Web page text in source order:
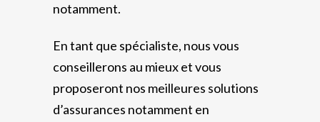
notamment.
En tant que spécialiste, nous vous
conseillerons au mieux et vous
proposeront nos meilleures solutions
d’assurances notamment en